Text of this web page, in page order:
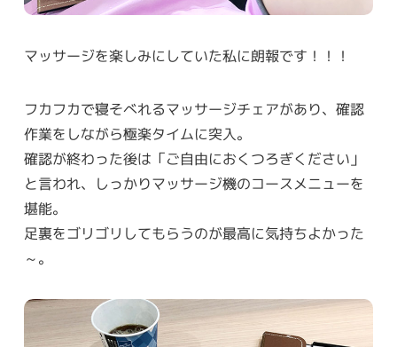
マッサージを楽しみにしていた私に朗報です！！！
フカフカで寝そべれるマッサージチェアがあり、確認
作業をしながら極楽タイムに突入。
確認が終わった後は「ご自由におくつろぎください」
と言われ、しっかりマッサージ機のコースメニューを
堪能。
足裏をゴリゴリしてもらうのが最高に気持ちよかった
～。